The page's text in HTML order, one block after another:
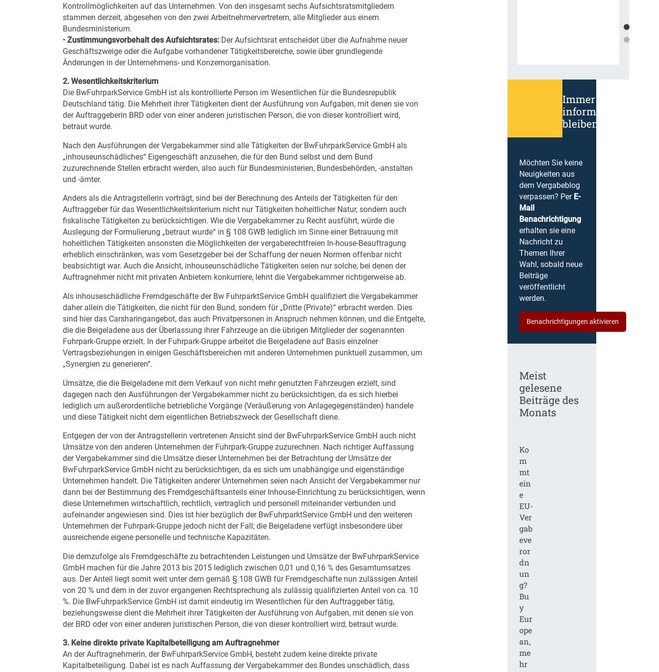
Kontrollmöglichkeiten auf das Unternehmen. Von den insgesamt sechs Aufsichtsratsmitgliedern
stammen derzeit, abgesehen von den zwei Arbeitnehmervertretern, alle Mitglieder aus einem
Bundesministerium.
• Zustimmungsvorbehalt des Aufsichtsrates: Der Aufsichtsrat entscheidet über die Aufnahme neuer
Geschäftszweige oder die Aufgabe vorhandener Tätigkeitsbereiche, sowie über grundlegende
Änderungen in der Unternehmens- und Konzernorganisation.
2. Wesentlichkeitskriterium
Die BwFuhrparkService GmbH ist als kontrollierte Person im Wesentlichen für die Bundesrepublik
Deutschland tätig. Die Mehrheit ihrer Tätigkeiten dient der Ausführung von Aufgaben, mit denen sie von
der Auftraggeberin BRD oder von einer anderen juristischen Person, die von dieser kontrolliert wird,
betraut wurde.
Nach den Ausführungen der Vergabekammer sind alle Tätigkeiten der BwFuhrparkService GmbH als
„inhouseunschädliches“ Eigengeschäft anzusehen, die für den Bund selbst und dem Bund
zuzurechnende Stellen erbracht werden, also auch für Bundesministerien, Bundesbehörden, -anstalten
und -ämter.
Anders als die Antragstellerin vorträgt, sind bei der Berechnung des Anteils der Tätigkeiten für den
Auftraggeber für das Wesentlichkeitskriterium nicht nur Tätigkeiten hoheitlicher Natur, sondern auch
fiskalische Tätigkeiten zu berücksichtigen. Wie die Vergabekammer zu Recht ausführt, würde die
Auslegung der Formulierung „betraut wurde“ in § 108 GWB lediglich im Sinne einer Betrauung mit
hoheitlichen Tätigkeiten ansonsten die Möglichkeiten der vergaberechtfreien In-house-Beauftragung
erheblich einschränken, was vom Gesetzgeber bei der Schaffung der neuen Normen offenbar nicht
beabsichtigt war. Auch die Ansicht, inhouseunschädliche Tätigkeiten seien nur solche, bei denen der
Auftragnehmer nicht mit privaten Anbietern konkurriere, lehnt die Vergabekammer richtigerweise ab.
Als inhouseschädliche Fremdgeschäfte der Bw FuhrparktService GmbH qualifiziert die Vergabekammer
daher allein die Tätigkeiten, die nicht für den Bund, sondern für „Dritte (Private)“ erbracht werden. Dies
sind hier das Carsharingangebot, das auch Privatpersonen in Anspruch nehmen können, und die Entgelte,
die die Beigeladene aus der Überlassung ihrer Fahrzeuge an die übrigen Mitglieder der sogenannten
Fuhrpark-Gruppe erzielt. In der Fuhrpark-Gruppe arbeitet die Beigeladene auf Basis einzelner
Vertragsbeziehungen in einigen Geschäftsbereichen mit anderen Unternehmen punktuell zusammen, um
„Synergien zu generieren“.
Umsätze, die die Beigeladene mit dem Verkauf von nicht mehr genutzten Fahrzeugen erzielt, sind
dagegen nach den Ausführungen der Vergabekammer nicht zu berücksichtigen, da es sich hierbei
lediglich um außerordentliche betriebliche Vorgänge (Veräußerung von Anlagegegenständen) handele
und diese Tätigkeit nicht dem eigentlichen Betriebszweck der Gesellschaft diene.
Entgegen der von der Antragstellerin vertretenen Ansicht sind der BwFuhrparkService GmbH auch nicht
Umsätze von den anderen Unternehmen der Fuhrpark-Gruppe zuzurechnen. Nach richtiger Auffassung
der Vergabekammer sind die Umsätze dieser Unternehmen bei der Betrachtung der Umsätze der
BwFuhrparkService GmbH nicht zu berücksichtigen, da es sich um unabhängige und eigenständige
Unternehmen handelt. Die Tätigkeiten anderer Unternehmen seien nach Ansicht der Vergabekammer nur
dann bei der Bestimmung des Fremdgeschäftsanteils einer Inhouse-Einrichtung zu berücksichtigen, wenn
diese Unternehmen wirtschaftlich, rechtlich, vertraglich und personell miteinander verbunden und
aufeinander angewiesen sind. Dies ist hier bezüglich der BwFuhrparktService GmbH und den weiteren
Unternehmen der Fuhrpark-Gruppe jedoch nicht der Fall; die Beigeladene verfügt insbesondere über
ausreichende eigene personelle und technische Kapazitäten.
Die demzufolge als Fremdgeschäfte zu betrachtenden Leistungen und Umsätze der BwFuhrparkService
GmbH machen für die Jahre 2013 bis 2015 lediglich zwischen 0,01 und 0,16 % des Gesamtumsatzes
aus. Der Anteil liegt somit weit unter dem gemäß § 108 GWB für Fremdgeschäfte nun zulässigen Anteil
von 20 % und dem in der zuvor ergangenen Rechtsprechung als zulässig qualifizierten Anteil von ca. 10
%. Die BwFuhrparkService GmbH ist damit eindeutig im Wesentlichen für den Auftraggeber tätig,
beziehungsweise dient die Mehrheit ihrer Tätigkeiten der Ausführung von Aufgaben, mit denen sie von
der BRD oder von einer anderen juristischen Person, die von dieser kontrolliert wird, betraut wurde.
3. Keine direkte private Kapitalbeteiligung am Auftragnehmer
An der Auftragnehmerin, der BwFuhrparkService GmbH, besteht zudem keine direkte private
Kapitalbeteiligung. Dabei ist es nach Auffassung der Vergabekammer des Bundes unschädlich, dass
Immer
informiert
bleiben!
Möchten Sie keine
Neuigkeiten aus
dem Vergabeblog
verpassen? Per E-
Mail
Benachrichtigung
erhalten sie eine
Nachricht zu
Themen Ihrer
Wahl, sobald neue
Beiträge
veröffentlicht
werden.
Benachrichtigungen aktivieren
Meist
gelesene
Beiträge des
Monats
Ko
m
mt
ein
e
EU-
Ver
gab
eve
ror
dn
un
g?
Bu
y
Eur
ope
an,
me
hr